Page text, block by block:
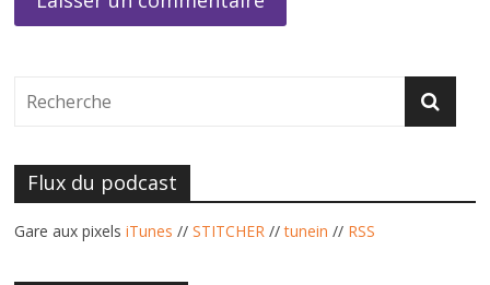
Flux du podcast
Gare aux pixelsiTunes //STITCHER //tunein // RSS